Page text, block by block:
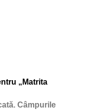
„Matrita
Câmpurile